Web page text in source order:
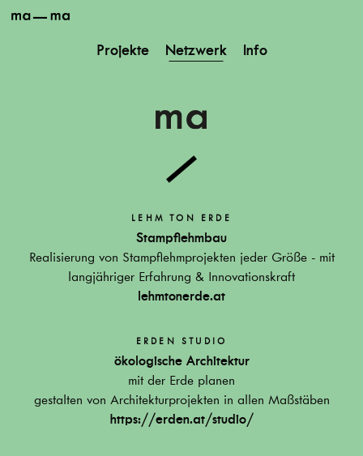
Projekte Netzwerk Info
LEHM TON ERDE
Stampflehmbau
Realisierung von Stampflehmprojekten jeder Größe - mit
langjähriger Erfahrung & Innovationskraft
lehmtonerde.at
ERDEN STUDIO
ökologische Architektur
mit der Erde planen
gestalten von Architekturprojekten in allen Maßstäben
https://erden.at/studio/